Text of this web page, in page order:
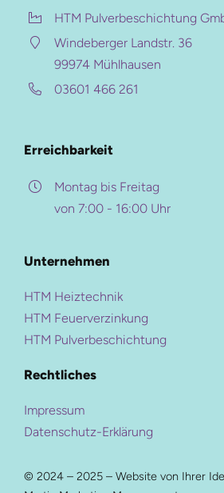
HTM Pulverbeschichtung
Windeberger Landstr. 36
99974 Mühlhausen
03601 466 261
Erreichbarkeit
Montag bis Freitag
von 7:00 - 16:00 Uhr
Unternehmen
HTM Heiztechnik
HTM Feuerverzinkung
HTM Pulverbeschichtung
Rechtliches
Impressum
Datenschutz-Erklärung
© 2024 – 2025 – Website von Ihrer
Pulverbeschichtung
Farben- und Oberflächen
Qualitätskontrolle
Diese Seite teilen
Hauptmenü
HTM Verzinkung
HTM Beschichtung
HTM-Magazin
Referenzen
Karriere-Portal
Kontakt